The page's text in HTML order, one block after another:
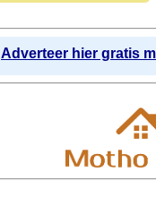
Adverteer hier gratis